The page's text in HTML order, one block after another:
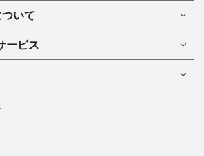
1
2
［PDF］
いて
ついて
ご質問
ン
ービス
について
2